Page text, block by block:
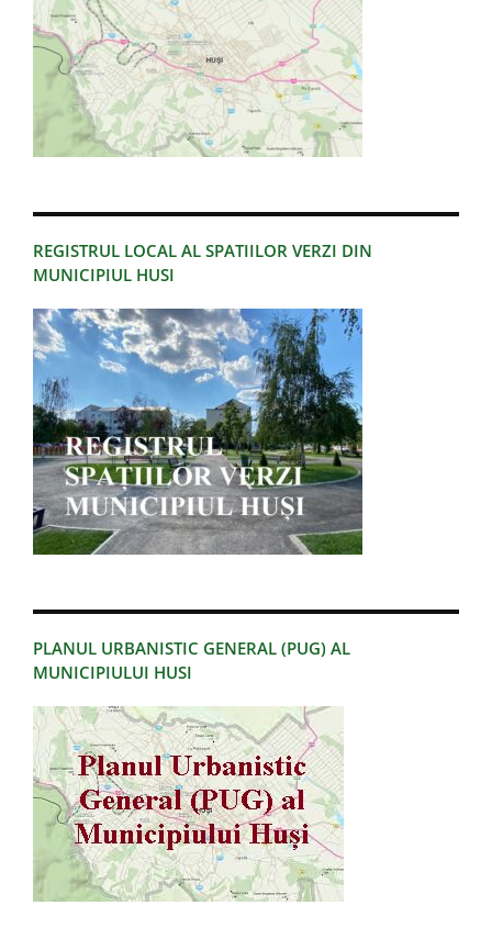
REGISTRUL LOCAL AL SPATIILOR VERZI DIN
MUNICIPIUL HUSI
PLANUL URBANISTIC GENERAL (PUG) AL
MUNICIPIULUI HUSI